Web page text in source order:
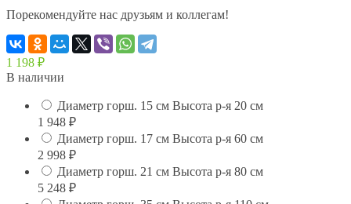
Порекомендуйте нас друзьям и коллегам!
1 198 ₽
В наличии
Диаметр горш. 15 см Высота р-я 20 см
1 948 ₽
Диаметр горш. 17 см Высота р-я 60 см
2 998 ₽
Диаметр горш. 21 см Высота р-я 80 см
5 248 ₽